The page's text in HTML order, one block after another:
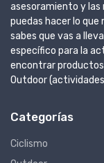
asesoramiento y las
puedas hacer lo
sabes que vas a
específico para la
encontrar productos
Outdoor
Categorías
Ciclismo